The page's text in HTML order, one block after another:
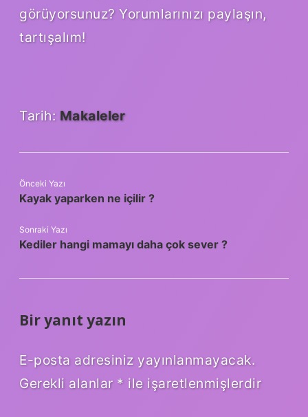
görüyorsunuz? Yorumlarınızı paylaşın,
tartışalım!
Tarih: Makaleler
Önceki Yazı
Kayak yaparken ne içilir ?
Sonraki Yazı
Kediler hangi mamayı daha çok sever ?
Bir yanıt yazın
E-posta adresiniz yayınlanmayacak.
Gerekli alanlar * ile işaretlenmişlerdir